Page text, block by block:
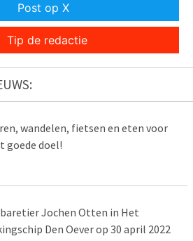
Post op X
Tip de redactie
wandelen, fietsen en eten voor
goede doel!
Jochen Otten in Het
Den Oever op 30 april 2022